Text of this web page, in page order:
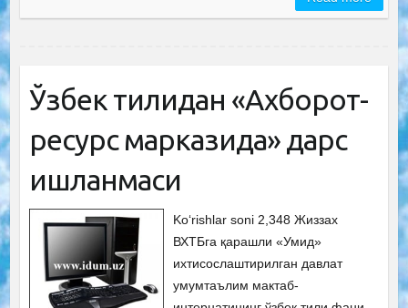
Ўзбек тилидан «Ахборот-
ресурс марказида» дарс
ишланмаси
Ko‘rishlar soni 2,348 Жиззах
ВХТБга қарашли «Умид»
ихтисослаштирилган давлат
умумтаълим мактаб-